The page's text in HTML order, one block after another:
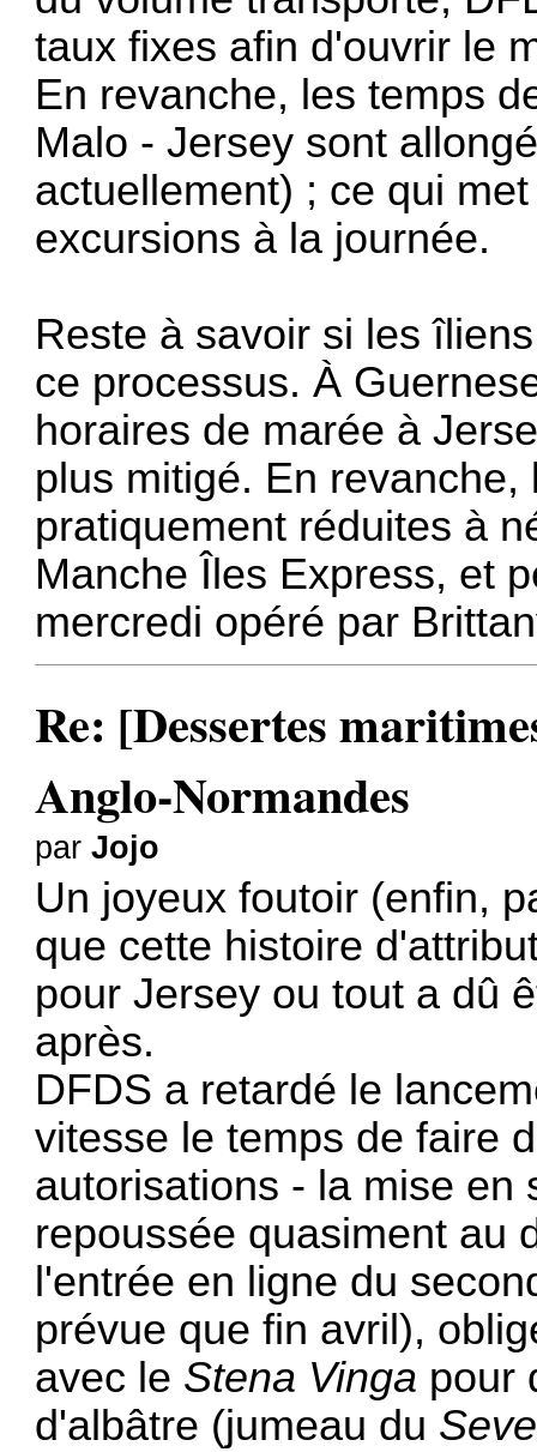
taux fixes afin d'ouvrir le
En revanche, les temps
Malo - Jersey sont
actuellement) ; ce qui
excursions à la journée.
Reste à savoir si les
ce processus. À
horaires de marée à
plus mitigé. En
pratiquement réduites à
Manche Îles Express, et
mercredi opéré par
Re: [Dessertes
Anglo-Normandes
parJojo
Un joyeux foutoir (enfin,
que cette histoire
pour Jersey ou tout a dû
après.
DFDS a retardé le
vitesse le temps de faire
autorisations - la mise en
repoussée quasiment au
l'entrée en ligne du
prévue que fin avril),
avec le Stena Vinga pour
d'albâtre (jumeau du